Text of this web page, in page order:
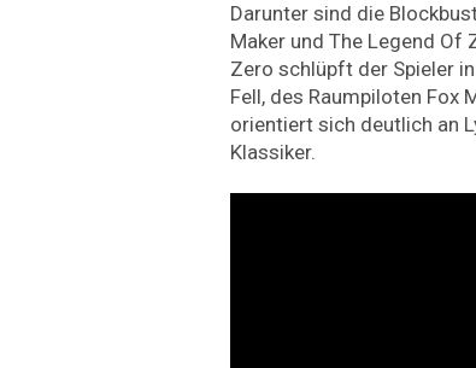
Darunter sind die
Maker und The Legend Of
Zero schlüpft der Spieler
Fell, des Raumpiloten Fox
orientiert sich deutlich an
Klassiker.